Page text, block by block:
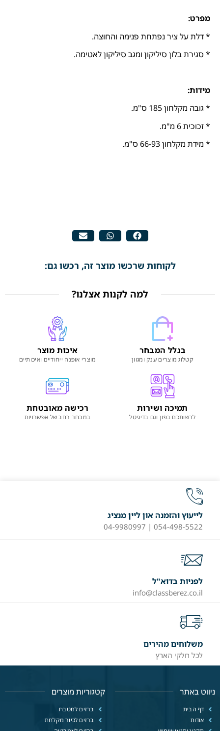
מפרט:
* דלת על ציר נפתחת פנימה והחוצה.
* סגירת בלון סיליקון ומגב סיליקון לאטימה.
מידות:
* גובה מקלחון 185 ס"מ.
* זכוכית 6 מ"מ.
* מידת מקלחון 66-93 ס"מ.
לקוחות שרכשו מוצר זה, רכשו גם:
למה לקנות אצלנו?
בגלל המבחר
קטלוג מוצרים ענק ומגוון
איכות מוצר
מוצרי אופנה ייחודיים ואיכותיים
תמיכה ושירות
לרשותכם בפון וגם בדיגיטל
רכישה מאובטחת
במבחר רחב של אפשרויות
לייעוץ והזמנה און ליין מנציג
054-498-5522 | 04-9980997
לפניות בדוא"ל
info@classberez.co.il
משלוחים מהירים
לכל חלקי הארץ
ניווט באתר
דף הבית
אודות
קטגוריות מוצרים
ברזים למטבח
ברזים לכיור מקלחת